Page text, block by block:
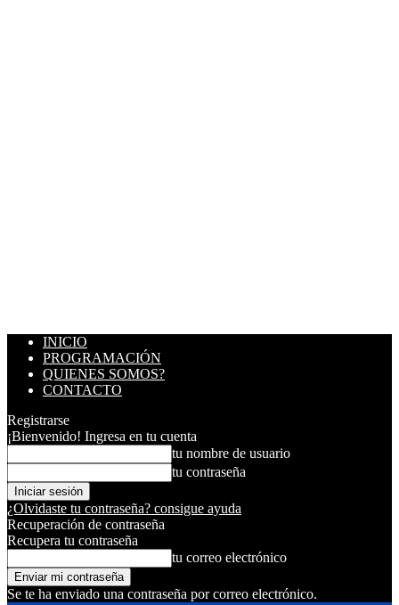
INICIO
PROGRAMACIÓN
QUIENES SOMOS?
CONTACTO
Registrarse
¡Bienvenido! Ingresa en tu cuenta
tu nombre de usuario
tu contraseña
¿Olvidaste tu contraseña? consigue ayuda
Recuperación de contraseña
Recupera tu contraseña
tu correo electrónico
Se te ha enviado una contraseña por correo electrónico.